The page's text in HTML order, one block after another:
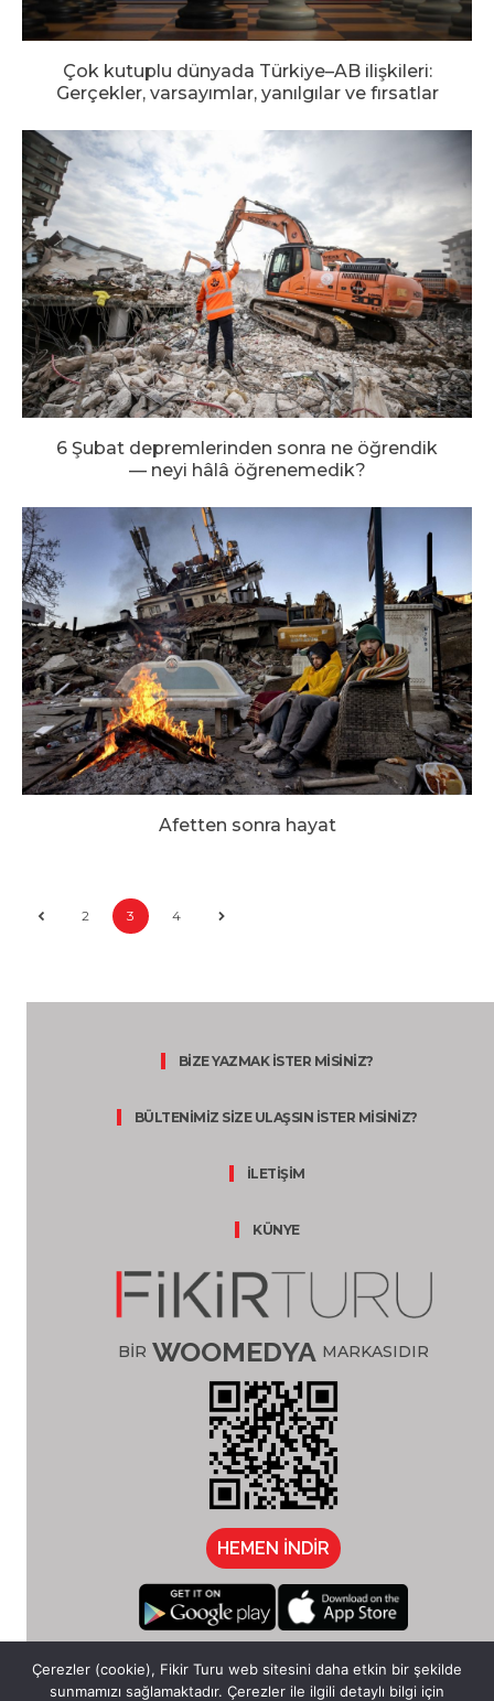
Çok kutuplu dünyada Türkiye–AB ilişkileri:
Gerçekler, varsayımlar, yanılgılar ve fırsatlar
6 Şubat depremlerinden sonra ne öğrendik
— neyi hâlâ öğrenemedik?
Afetten sonra hayat
2 3 4
BİZE YAZMAK İSTER MİSİNİZ?
BÜLTENİMİZ SİZE ULAŞSIN İSTER MİSİNİZ?
İLETİŞİM
KÜNYE
BİR WOOMEDYA MARKASIDIR
HEMEN İNDİR
Çerezler (cookie), Fikir Turu web sitesini daha etkin bir şekilde
sunmamızı sağlamaktadır. Çerezler ile ilgili detaylı bilgi için